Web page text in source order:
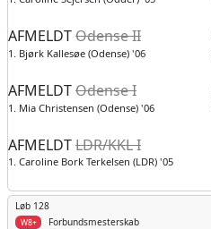
AFMELDTOdense II
1. Bjørk Kallesøe (Odense) '06
AFMELDTOdense I
1. Mia Christensen (Odense) '06
AFMELDTLDR/KKL I
1. Caroline Bork Terkelsen (LDR) '05
Løb 128
Forbundsmesterskab
W8+